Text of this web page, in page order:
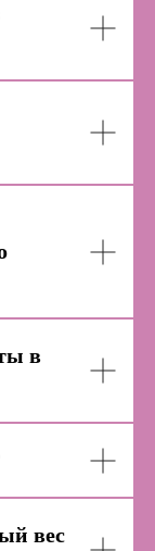
в
вес